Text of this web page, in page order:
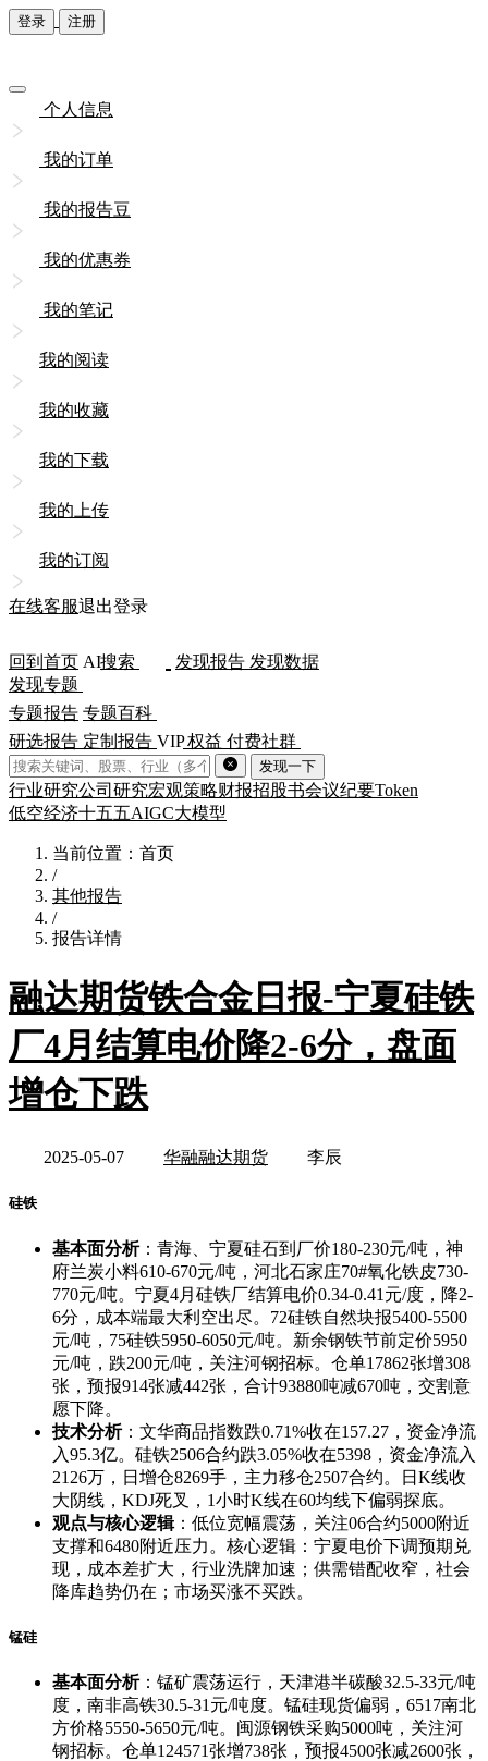
登录 注册
个人信息
我的订单
我的报告豆
我的优惠券
我的笔记
我的阅读
我的收藏
我的下载
我的上传
我的订阅
在线客服退出登录
回到首页 AI搜索 发现报告 发现数据
发现专题
专题报告 专题百科
研选报告 定制报告 VIP权益 付费社群
发现一下
行业研究公司研究宏观策略财报招股书会议纪要Token
低空经济十五五AIGC大模型
当前位置：首页
/
其他报告
/
报告详情
融达期货铁合金日报-宁夏硅铁
厂4月结算电价降2-6分，盘面
增仓下跌
2025-05-07 华融融达期货 李辰
硅铁
基本面分析：青海、宁夏硅石到厂价180-230元/吨，神
府兰炭小料610-670元/吨，河北石家庄70#氧化铁皮730-
770元/吨。宁夏4月硅铁厂结算电价0.34-0.41元/度，降2-
6分，成本端最大利空出尽。72硅铁自然块报5400-5500
元/吨，75硅铁5950-6050元/吨。新余钢铁节前定价5950
元/吨，跌200元/吨，关注河钢招标。仓单17862张增308
张，预报914张减442张，合计93880吨减670吨，交割意
愿下降。
技术分析：文华商品指数跌0.71%收在157.27，资金净流
入95.3亿。硅铁2506合约跌3.05%收在5398，资金净流入
2126万，日增仓8269手，主力移仓2507合约。日K线收
大阴线，KDJ死叉，1小时K线在60均线下偏弱探底。
观点与核心逻辑：低位宽幅震荡，关注06合约5000附近
支撑和6480附近压力。核心逻辑：宁夏电价下调预期兑
现，成本差扩大，行业洗牌加速；供需错配收窄，社会
降库趋势仍在；市场买涨不买跌。
锰硅
基本面分析：锰矿震荡运行，天津港半碳酸32.5-33元/吨
度，南非高铁30.5-31元/吨度。锰硅现货偏弱，6517南北
方价格5550-5650元/吨。闽源钢铁采购5000吨，关注河
钢招标。仓单124571张增738张，预报4500张减2600张，